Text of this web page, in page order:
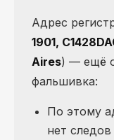
Адрес
1901,
Aires) — ещё
фальшивка:
По этому
нет